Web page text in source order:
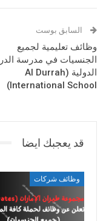
السابق بوست
وظائف تعليمية لجميع
الجنسيات في مدرسة
الدولية (Al Durrah
International School)
قد يعجبك ايضا
وظائف شركات